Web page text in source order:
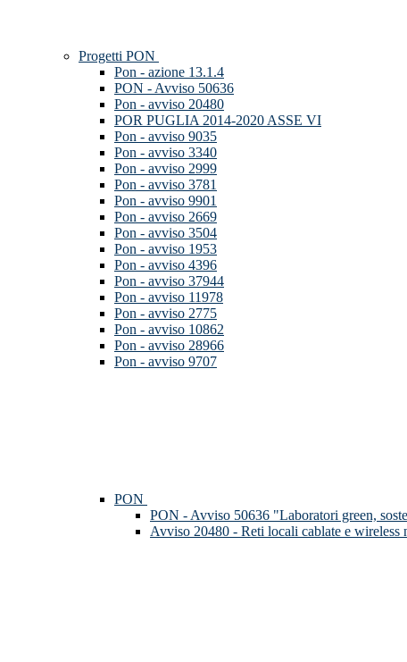
Progetti PON
Pon - azione 13.1.4
PON - Avviso 50636
Pon - avviso 20480
POR PUGLIA 2014-2020 ASSE VI
Pon - avviso 9035
Pon - avviso 3340
Pon - avviso 2999
Pon - avviso 3781
Pon - avviso 9901
Pon - avviso 2669
Pon - avviso 3504
Pon - avviso 1953
Pon - avviso 4396
Pon - avviso 37944
Pon - avviso 11978
Pon - avviso 2775
Pon - avviso 10862
Pon - avviso 28966
Pon - avviso 9707
PON
PON - Avviso 50636 "Laboratori green,
Avviso 20480 - Reti locali cablate e wireless